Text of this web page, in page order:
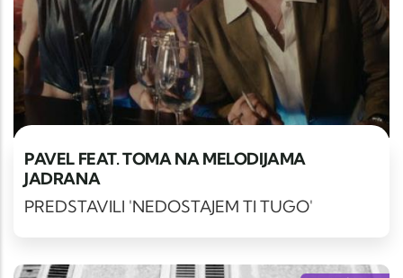
PAVEL FEAT. TOMA NA MELODIJAMA
JADRANA
PREDSTAVILI 'NEDOSTAJEM TI TUGO'